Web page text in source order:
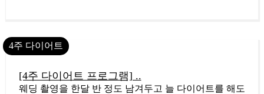
4주 다이어트
11
[4주 다이어트 프로그램] ..
웨딩 촬영을 한달 반 정도 남겨두고 늘 다이어트를 해도